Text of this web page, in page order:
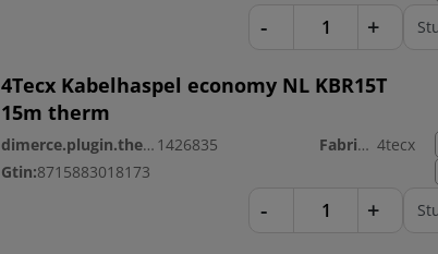
- +
4Tecx Kabelhaspel economy NL KBR15T
15m therm
dimerce.plugin.theme.productnr: 1426835 Fabrikant: 4tecx
Gtin:8715883018173
- +